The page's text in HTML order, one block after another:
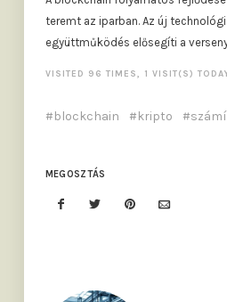
teremt az iparban. Az új
együttműködés elősegíti a
VISITED 96 TIMES, 1 VISIT(S)
blockchain kripto
MEGOSZTÁS